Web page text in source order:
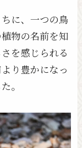
に、一つの鳥
物の名前を知
を感じられる
り豊かになっ
。